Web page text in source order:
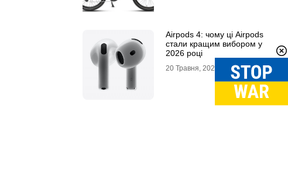
Airpods 4: чому ці Airpods
стали кращим вибором у
2026 році
20 Травня, 2026